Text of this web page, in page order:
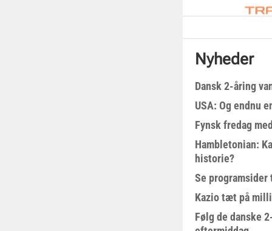
Nyheder
Dansk 2-åring
USA: Og endnu
Fynsk fredag
Hambletonian:
historie?
Se
Kazio tæt på
Følg de danske